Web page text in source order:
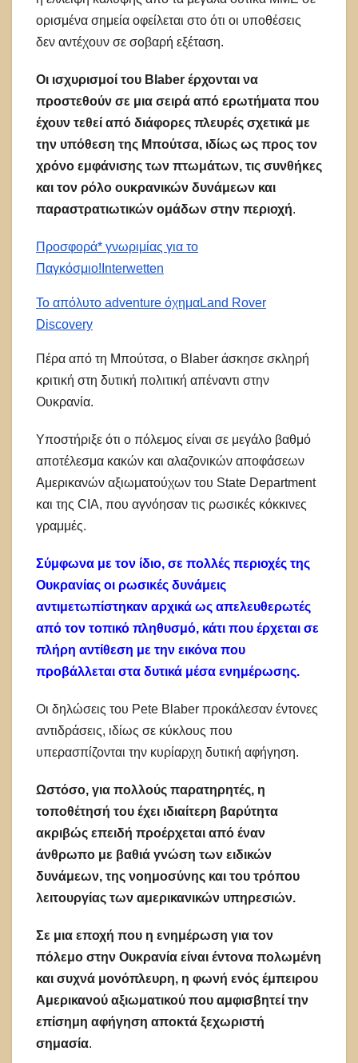
ορισμένα σημεία οφείλεται στο ότι οι υποθέσεις
δεν αντέχουν σε σοβαρή εξέταση.
Οι ισχυρισμοί του Blaber έρχονται να
προστεθούν σε μια σειρά από ερωτήματα που
έχουν τεθεί από διάφορες πλευρές σχετικά με
την υπόθεση της Μπούτσα, ιδίως ως προς τον
χρόνο εμφάνισης των πτωμάτων, τις συνθήκες
και τον ρόλο ουκρανικών δυνάμεων και
παραστρατιωτικών ομάδων στην περιοχή.
Προσφορά* γνωριμίας για το
Παγκόσμιο! Interwetten
Το απόλυτο adventure όχημαLand Rover
Discovery
Πέρα από τη Μπούτσα, ο Blaber άσκησε σκληρή
κριτική στη δυτική πολιτική απέναντι στην
Ουκρανία.
Υποστήριξε ότι ο πόλεμος είναι σε μεγάλο βαθμό
αποτέλεσμα κακών και αλαζονικών αποφάσεων
Αμερικανών αξιωματούχων του State Department
και της CIA, που αγνόησαν τις ρωσικές κόκκινες
γραμμές.
Σύμφωνα με τον ίδιο, σε πολλές περιοχές της
Ουκρανίας οι ρωσικές δυνάμεις
αντιμετωπίστηκαν αρχικά ως απελευθερωτές
από τον τοπικό πληθυσμό, κάτι που έρχεται σε
πλήρη αντίθεση με την εικόνα που
προβάλλεται στα δυτικά μέσα ενημέρωσης.
Οι δηλώσεις του Pete Blaber προκάλεσαν έντονες
αντιδράσεις, ιδίως σε κύκλους που
υπερασπίζονται την κυρίαρχη δυτική αφήγηση.
Ωστόσο, για πολλούς παρατηρητές, η
τοποθέτησή του έχει ιδιαίτερη βαρύτητα
ακριβώς επειδή προέρχεται από έναν
άνθρωπο με βαθιά γνώση των ειδικών
δυνάμεων, της νοημοσύνης και του τρόπου
λειτουργίας των αμερικανικών υπηρεσιών.
Σε μια εποχή που η ενημέρωση για τον
πόλεμο στην Ουκρανία είναι έντονα πολωμένη
και συχνά μονόπλευρη, η φωνή ενός έμπειρου
Αμερικανού αξιωματικού που αμφισβητεί την
επίσημη αφήγηση αποκτά ξεχωριστή
σημασία.